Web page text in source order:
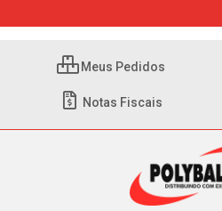
Meus Pedidos
Notas Fiscais